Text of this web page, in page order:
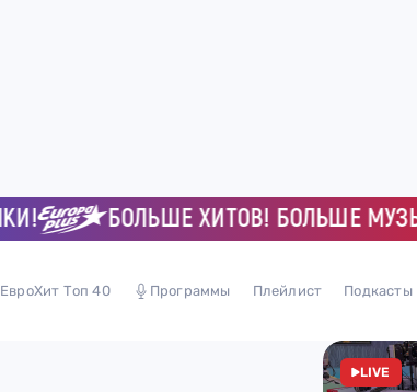
БОЛЬШЕ ХИТОВ! БОЛЬШЕ МУЗЫКИ!
ЕвроХит Топ 40 Программы Плейлист Подкасты
LIVE